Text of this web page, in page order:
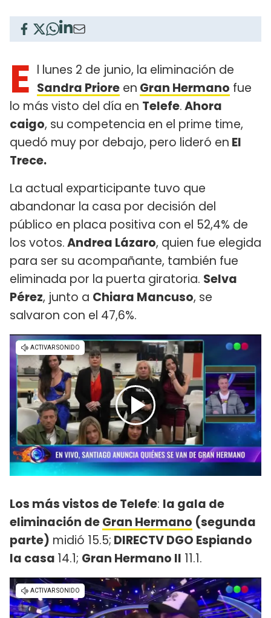
E l lunes 2 de junio, la eliminación de
Sandra Priore en Gran Hermano fue
lo más visto del día en Telefe.Ahora
caigo, su competencia en el prime time,
quedó muy por debajo, pero lideró en El
Trece.
La actual exparticipante tuvo que
abandonar la casa por decisión del
público en placa positiva con el 52,4% de
los votos.Andrea Lázaro, quien fue elegida
para ser su acompañante, también fue
eliminada por la puerta giratoria. Selva
Pérez, junto a Chiara Mancuso, se
salvaron con el 47,6%.
Los más vistos de Telefe: la gala de
eliminación deGran Hermano (segunda
parte) midió 15.5; DIRECTV DGO Espiando
la casa 14.1; Gran Hermano II 11.1.